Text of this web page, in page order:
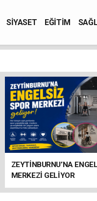
SİYASET EĞİTİM
ZEYTİNBURNU’NA
MERKEZİ GELİYOR